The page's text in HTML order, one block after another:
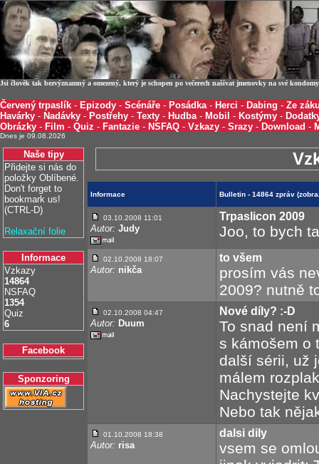
Jsi člověk tak bezvýznamný a omezený, který je schopen po večerech našívat jmenovky na své
Červený trpaslík - Epizody - Scénáře - Posádka- Herci - Dabing - Ze
Havárky - Nadávky - Postřehy - Texty - Hudba- Mobil - Kostýmy -
Obrázky - Film - Quiz - Fantazie - NSFAQ - Vzkazy - Srazy - Download -
Dnes je 09.08.2026
Naše tipy
Přidejte si nás do
položky Oblíbené.
Don't forget to
bookmark us!
(CTRL-D)
Relaxační folie
Informace
Vzkazy
14864
NSFAQ
1354
Quiz
6
Facebook
Sponzoring
Informace Bulletin - 14864 zpráv
03.10.2008 11:01
Autor: Judy
Trpaslicon 2009
Joo, to bych
02.10.2008 18:07
Autor: nikča
to všem
prosím vás
2009? nutně
02.10.2008 04:47
Autor: Duum
Nové díly? :-D
To snad není
s kámošem o
další sérii, už
málem
Nachystejte
Nebo tak
01.10.2008 18:38
Autor: risa
dalsi dily
vsem se